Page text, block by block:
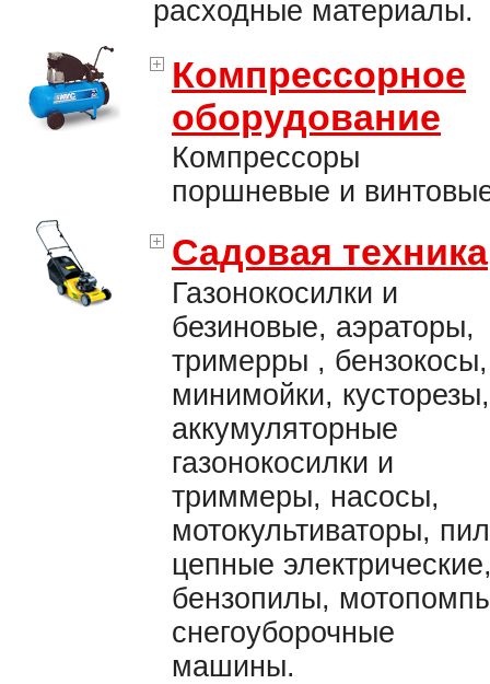
расходные материалы.
Компрессорное
оборудование
Компрессоры
поршневые и
Садовая техника
Газонокосилки и
безиновые, аэраторы,
тримерры , бензокосы,
минимойки, кусторезы,
аккумуляторные
газонокосилки и
триммеры, насосы,
мотокультиваторы,
цепные
бензопилы,
снегоуборочные
машины.